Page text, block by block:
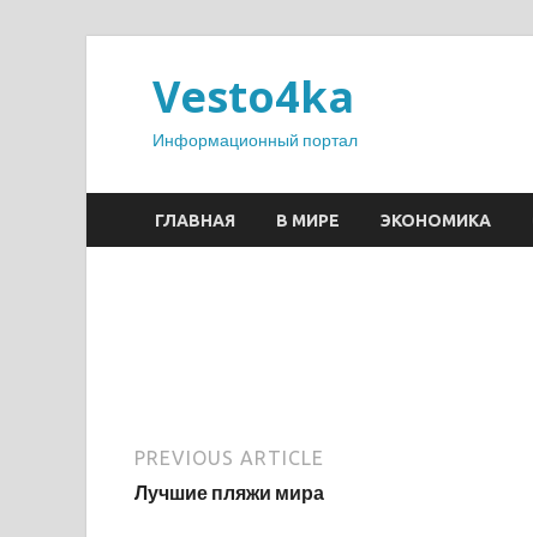
Vesto4ka
Информационный портал
ГЛАВНАЯ В МИРЕ ЭКОНОМИКА
PREVIOUS ARTICLE
Лучшие пляжи мира